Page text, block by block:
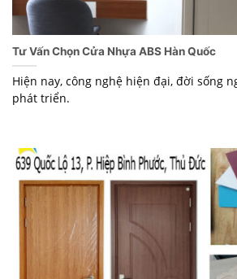
Tư Vấn Chọn Cửa Nhựa ABS Hàn Quốc
Hiện nay, công nghệ hiện đại, đời sống
phát triển.